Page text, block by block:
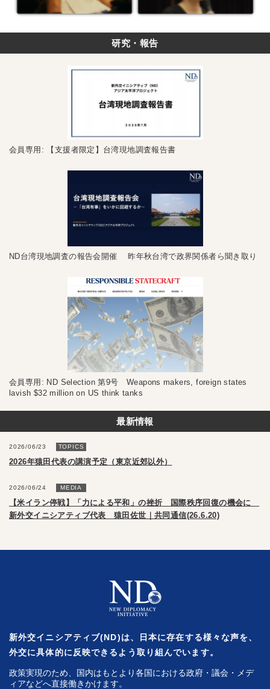
研究・報告
会員専用: 【支援者限定】台湾現地調査報告書
ND台湾現地調査の報告会開催 昨年秋台湾で政界関係者ら聞き取り
会員専用: ND Selection 第9号 Weapons makers, foreign states
lavish $32 million on US think tanks
最新情報
2026/06/23 TOPICS
2026年猿田代表の講演予定（東京近郊以外）
2026/06/24 MEDIA
【米イラン停戦】「力による平和」の挫折 国際秩序回復の機会に
新外交イニシアティブ代表 猿田佐世｜共同通信(26.6.20)
新外交イニシアティブ(ND)は、日本に存在する様々な声を、
外交に具体的に反映できるよう取り組んでいます。
政策実現のため、国内はもとより各国における政府・議会・メデ
ィアなどへ直接働きかけます。